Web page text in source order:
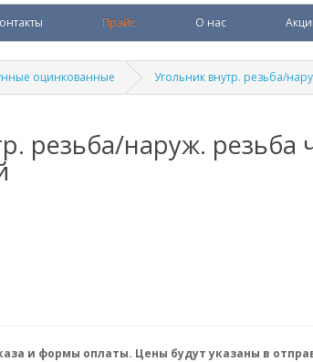
Прайс О нас
оцинкованные Угольник внутр. резьба/
резьба/наруж. резьба
и формы оплаты. Цены будут указаны в